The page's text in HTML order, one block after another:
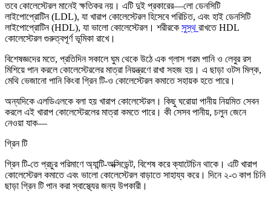
তবে কোলেস্টেরল মানেই ক্ষতিকর নয়। এটি দুই প্রকারের—লো ডেনসিটি
লাইপোপ্রোটিন (LDL), যা খারাপ কোলেস্টেরল হিসেবে পরিচিত, এবং হাই ডেনসিটি
লাইপোপ্রোটিন (HDL), যা ভালো কোলেস্টেরল। শরীরকে সুস্থ রাখতে HDL
কোলেস্টেরল গুরুত্বপূর্ণ ভূমিকা রাখে।
বিশেষজ্ঞদের মতে, প্রতিদিন সকালে ঘুম থেকে উঠে এক গ্লাস গরম পানি ও লেবুর রস
মিশিয়ে পান করলে কোলেস্টেরলের মাত্রা নিয়ন্ত্রণে রাখা সহজ হয়। এ ছাড়া ওটস মিল্ক,
মেথি ভেজানো পানি কিংবা গ্রিন টি-ও কোলেস্টেরল কমাতে সহায়ক হতে পারে।
অন্যদিকে এলডিএলকে বলা হয় খারাপ কোলেস্টেরল। কিছু ঘরোয়া পানীয় নিয়মিত সেবন
করলে এই খারাপ কোলেস্টেরলের মাত্রা কমতে পারে। কী সেসব পানীয়, চলুন জেনে
নেওয়া যাক—
গ্রিন টি
গ্রিন টি-তে প্রচুর পরিমাণে অ্যান্টি-অক্সিডেন্ট, বিশেষ করে ক্যাটেচিন থাকে। এটি খারাপ
কোলেস্টেরল কমাতে এবং ভালো কোলেস্টেরল বাড়াতে সাহায্য করে। দিনে ২-৩ কাপ চিনি
ছাড়া গ্রিন টি পান করা স্বাস্থ্যের জন্য উপকারী।